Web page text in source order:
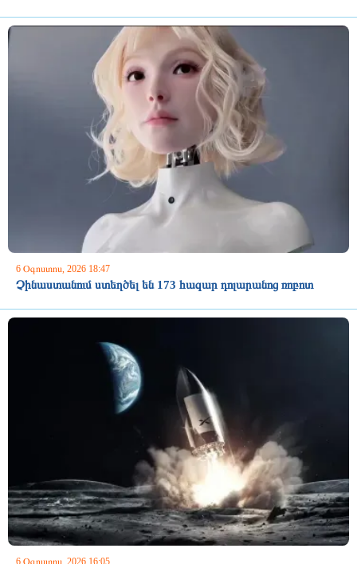
6 Օգոստոս, 2026 18:47
Չինաստանում ստեղծել են 173 հազար դոլարանոց ռոբոտ
6 Օգոստոս, 2026 16:05